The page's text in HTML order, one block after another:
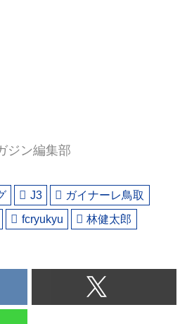
ジン編集部
J3
ガイナーレ鳥取
fcryukyu
林健太郎